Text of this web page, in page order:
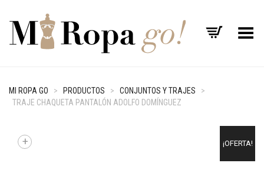
Menú
MI ROPA GO > PRODUCTOS > CONJUNTOS Y TRAJES
>
TRAJE CHAQUETA PANTALÓN ADOLFO DOMÍNGUEZ
¡OFERTA!
+